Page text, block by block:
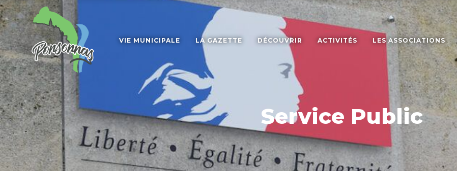
VIE MUNICIPALE LA GAZETTE DÉCOUVRIR ACTIVITÉS LES ASSOCIATIONS
Service Public